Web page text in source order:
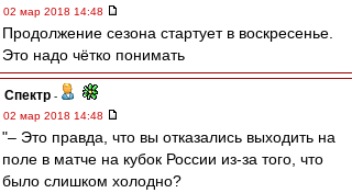
02 мар 2018 14:48
Продолжение сезона стартует в воскресенье.
Это надо чётко понимать
Спектр -
02 мар 2018 14:48
"– Это правда, что вы отказались выходить на
поле в матче на кубок России из-за того, что
было слишком холодно?